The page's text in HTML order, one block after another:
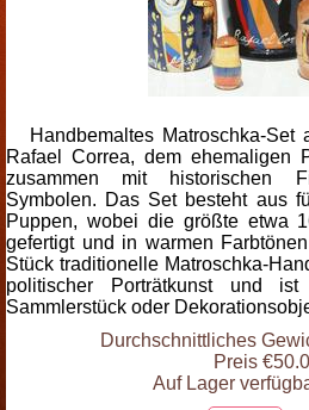
Handbemaltes Matroschka-
Rafael Correa, dem ehemaligen
zusammen mit historischen
Symbolen. Das Set besteht aus
Puppen, wobei die größte etwa
gefertigt und in warmen
Stück traditionelle Matroschka-
politischer Porträtkunst und ist
Sammlerstück oder
Durchschnittliches
Preis
Auf Lager